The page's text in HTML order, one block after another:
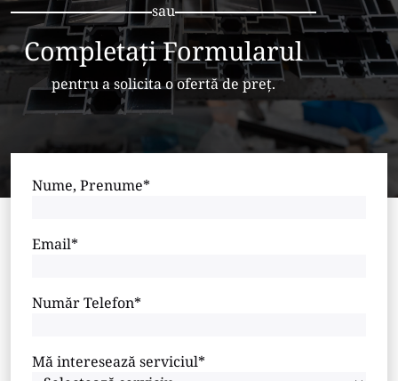
sau
Completați Formularul
pentru a solicita o ofertă de preț.
Nume, Prenume*
Email*
Număr Telefon*
Mă interesează serviciul*